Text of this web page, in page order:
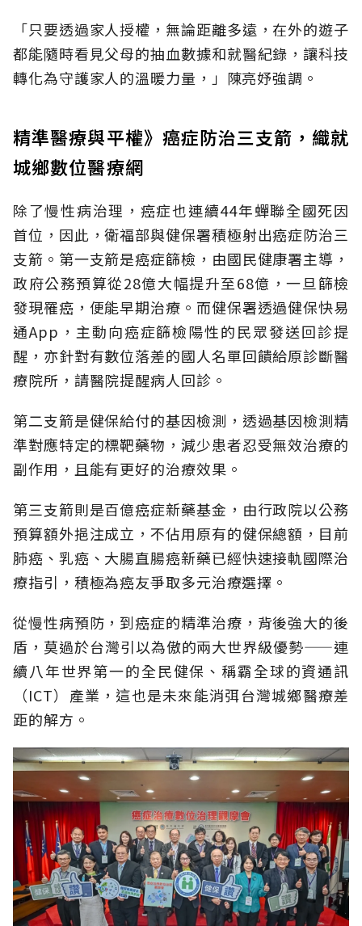
「只要透過家人授權，無論距離多遠，在外的遊子
都能隨時看見父母的抽血數據和就醫紀錄，讓科技
轉化為守護家人的溫暖力量，」陳亮妤強調。
精準醫療與平權》癌症防治三支箭，織就
城鄉數位醫療網
除了慢性病治理，癌症也連續44年蟬聯全國死因
首位，因此，衛福部與健保署積極射出癌症防治三
支箭。第一支箭是癌症篩檢，由國民健康署主導，
政府公務預算從28億大幅提升至68億，一旦篩檢
發現罹癌，便能早期治療。而健保署透過健保快易
通App，主動向癌症篩檢陽性的民眾發送回診提
醒，亦針對有數位落差的國人名單回饋給原診斷醫
療院所，請醫院提醒病人回診。
第二支箭是健保給付的基因檢測，透過基因檢測精
準對應特定的標靶藥物，減少患者忍受無效治療的
副作用，且能有更好的治療效果。
第三支箭則是百億癌症新藥基金，由行政院以公務
預算額外挹注成立，不佔用原有的健保總額，目前
肺癌、乳癌、大腸直腸癌新藥已經快速接軌國際治
療指引，積極為癌友爭取多元治療選擇。
從慢性病預防，到癌症的精準治療，背後強大的後
盾，莫過於台灣引以為傲的兩大世界級優勢——連
續八年世界第一的全民健保、稱霸全球的資通訊
（ICT）產業，這也是未來能消弭台灣城鄉醫療差
距的解方。